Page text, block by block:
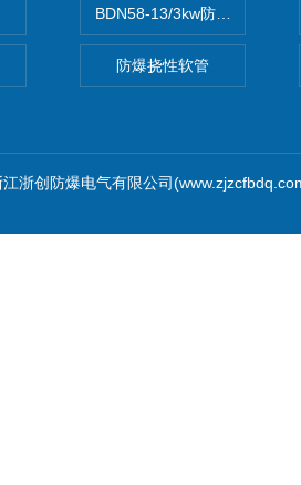
BDN58-13/3kw防爆电热油汀
防爆挠性软管
浙创防爆电气有限公司